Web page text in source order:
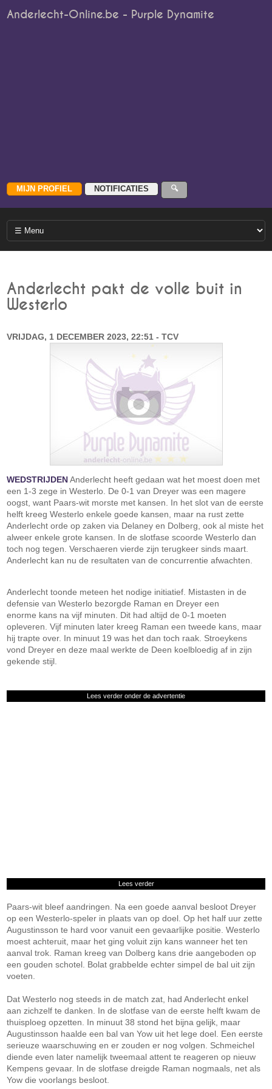
Anderlecht-Online.be - Purple Dynamite
Anderlecht pakt de volle buit in
Westerlo
VRIJDAG, 1 DECEMBER 2023, 22:51 - TCV
WEDSTRIJDENAnderlecht heeft gedaan wat het moest doen met
een 1-3 zege in Westerlo. De 0-1 van Dreyer was een magere
oogst, want Paars-wit morste met kansen. In het slot van de eerste
helft kreeg Westerlo enkele goede kansen, maar na rust zette
Anderlecht orde op zaken via Delaney en Dolberg, ook al miste het
alweer enkele grote kansen. In de slotfase scoorde Westerlo dan
toch nog tegen. Verschaeren vierde zijn terugkeer sinds maart.
Anderlecht kan nu de resultaten van de concurrentie afwachten.
Anderlecht toonde meteen het nodige initiatief. Mistasten in de
defensie van Westerlo bezorgde Raman en Dreyer een
enorme kans na vijf minuten. Dit had altijd de 0-1 moeten
opleveren. Vijf minuten later kreeg Raman een tweede kans, maar
hij trapte over. In minuut 19 was het dan toch raak. Stroeykens
vond Dreyer en deze maal werkte de Deen koelbloedig af in zijn
gekende stijl.
Lees verder onder de advertentie
Lees verder
Paars-wit bleef aandringen. Na een goede aanval besloot Dreyer
op een Westerlo-speler in plaats van op doel. Op het half uur zette
Augustinsson te hard voor vanuit een gevaarlijke positie. Westerlo
moest achteruit, maar het ging voluit zijn kans wanneer het ten
aanval trok. Raman kreeg van Dolberg kans drie aangeboden op
een gouden schotel. Bolat grabbelde echter simpel de bal uit zijn
voeten.
Dat Westerlo nog steeds in de match zat, had Anderlecht enkel
aan zichzelf te danken. In de slotfase van de eerste helft kwam de
thuisploeg opzetten. In minuut 38 stond het bijna gelijk, maar
Augustinsson haalde een bal van Yow uit het lege doel. Een eerste
serieuze waarschuwing en er zouden er nog volgen. Schmeichel
diende even later namelijk tweemaal attent te reageren op nieuw
Kempens gevaar. In de slotfase dreigde Raman nogmaals, net als
Yow die voorlangs besloot.